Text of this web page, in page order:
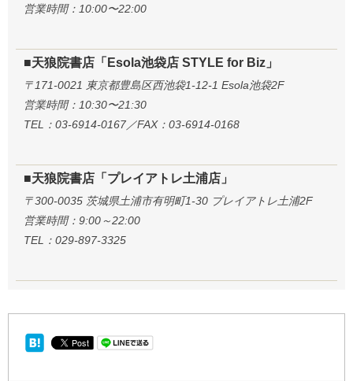
営業時間：10:00〜22:00
■天狼院書店「Esola池袋店 STYLE for Biz」
〒171-0021 東京都豊島区西池袋1-12-1 Esola池袋2F
営業時間：10:30〜21:30
TEL：03-6914-0167／FAX：03-6914-0168
■天狼院書店「プレイアトレ土浦店」
〒300-0035 茨城県土浦市有明町1-30 プレイアトレ土浦2F
営業時間：9:00～22:00
TEL：029-897-3325